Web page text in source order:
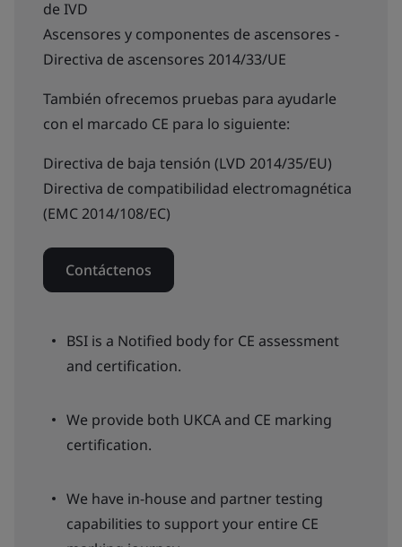
de IVD
Ascensores y componentes de ascensores -
Directiva de ascensores 2014/33/UE
También ofrecemos pruebas para ayudarle
con el marcado CE para lo siguiente:
Directiva de baja tensión (LVD 2014/35/EU)
Directiva de compatibilidad electromagnética
(EMC 2014/108/EC)
Contáctenos
BSI is a Notified body for CE assessment
and certification.
We provide both UKCA and CE marking
certification.
We have in-house and partner testing
capabilities to support your entire CE